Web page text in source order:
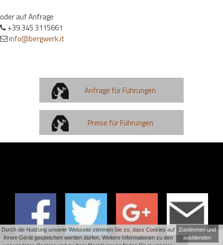
oder auf Anfrage
+39 345 3115661
info@bergwerk.it
Anfrage für Führungen
Preise für Führungen
Durch die Nutzung unserer Webseite stimmen Sie zu, dass Cookies auf
Ihrem Gerät gespeichert werden dürfen. Weitere Informationen zu den
Zustimmen und
ausblenden